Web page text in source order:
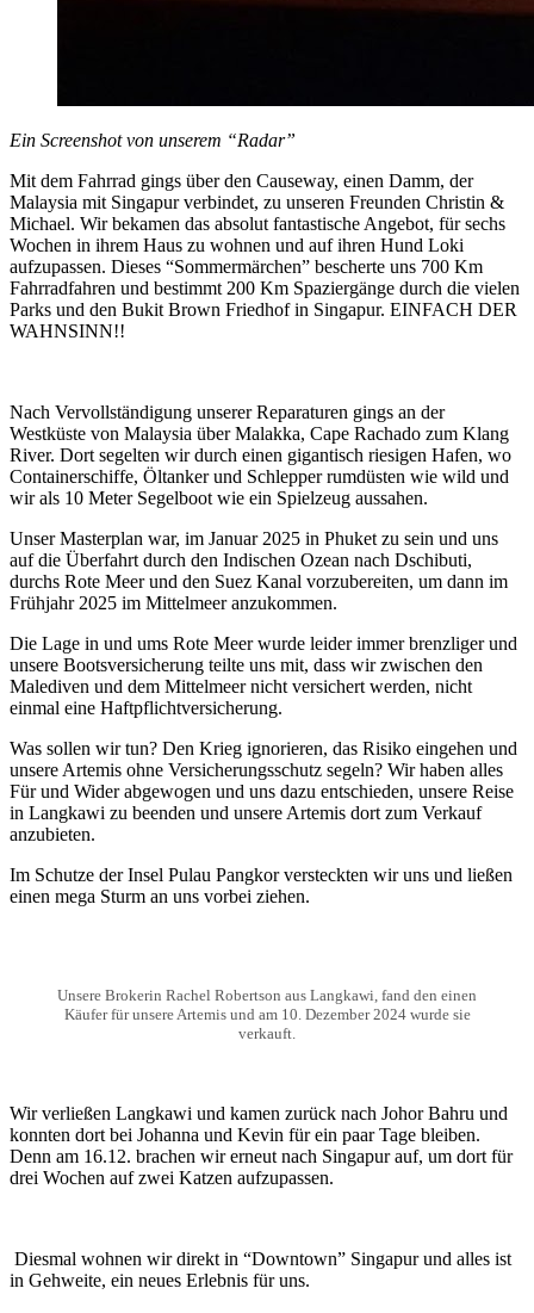
Ein Screenshot von unserem “Radar”
Mit dem Fahrrad gings über den Causeway, einen Damm, der
Malaysia mit Singapur verbindet, zu unseren Freunden Christin &
Michael. Wir bekamen das absolut fantastische Angebot, für sechs
Wochen in ihrem Haus zu wohnen und auf ihren Hund Loki
aufzupassen. Dieses “Sommermärchen” bescherte uns 700 Km
Fahrradfahren und bestimmt 200 Km Spaziergänge durch die vielen
Parks und den Bukit Brown Friedhof in Singapur. EINFACH DER
WAHNSINN!!
Nach Vervollständigung unserer Reparaturen gings an der
Westküste von Malaysia über Malakka, Cape Rachado zum Klang
River. Dort segelten wir durch einen gigantisch riesigen Hafen, wo
Containerschiffe, Öltanker und Schlepper rumdüsten wie wild und
wir als 10 Meter Segelboot wie ein Spielzeug aussahen.
Unser Masterplan war, im Januar 2025 in Phuket zu sein und uns
auf die Überfahrt durch den Indischen Ozean nach Dschibuti,
durchs Rote Meer und den Suez Kanal vorzubereiten, um dann im
Frühjahr 2025 im Mittelmeer anzukommen.
Die Lage in und ums Rote Meer wurde leider immer brenzliger und
unsere Bootsversicherung teilte uns mit, dass wir zwischen den
Malediven und dem Mittelmeer nicht versichert werden, nicht
einmal eine Haftpflichtversicherung.
Was sollen wir tun? Den Krieg ignorieren, das Risiko eingehen und
unsere Artemis ohne Versicherungsschutz segeln? Wir haben alles
Für und Wider abgewogen und uns dazu entschieden, unsere Reise
in Langkawi zu beenden und unsere Artemis dort zum Verkauf
anzubieten.
Im Schutze der Insel Pulau Pangkor versteckten wir uns und ließen
einen mega Sturm an uns vorbei ziehen.
Unsere Brokerin Rachel Robertson aus Langkawi, fand den einen
Käufer für unsere Artemis und am 10. Dezember 2024 wurde sie
verkauft.
Wir verließen Langkawi und kamen zurück nach Johor Bahru und
konnten dort bei Johanna und Kevin für ein paar Tage bleiben.
Denn am 16.12. brachen wir erneut nach Singapur auf, um dort für
drei Wochen auf zwei Katzen aufzupassen.
Diesmal wohnen wir direkt in “Downtown” Singapur und alles ist
in Gehweite, ein neues Erlebnis für uns.